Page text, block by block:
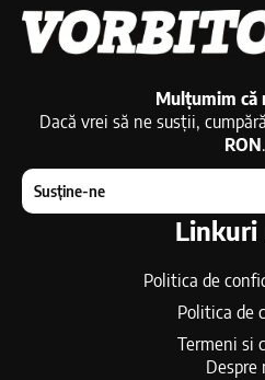
Mulțumim că
Dacă vrei să ne susții,
RON.
Susține-ne
Linkuri
Politica de
Politica de
Termeni si
Despre